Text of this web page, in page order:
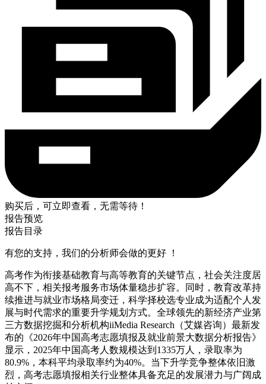
购买后，可立即查看，无需等待！
报告预览
报告目录
有您的支持，我们的分析师会做的更好 ！
高考作为衔接基础教育与高等教育的关键节点，社会关注度居
高不下，相关报考服务市场体量稳步扩容。同时，教育改革持
续推进与就业市场格局变迁，科学择校选专业成为适配个人发
展与时代需求的重要升学规划方式。全球领先的新经济产业第
三方数据挖掘和分析机构iiMedia Research（艾媒咨询）最新发
布的《2026年中国高考志愿填报及就业前景大数据分析报告》
显示，2025年中国高考人数规模达到1335万人，录取率为
80.9%，本科平均录取率约为40%。当下升学竞争整体依旧激
烈，高考志愿填报相关行业整体具备充足的发展潜力与广阔成